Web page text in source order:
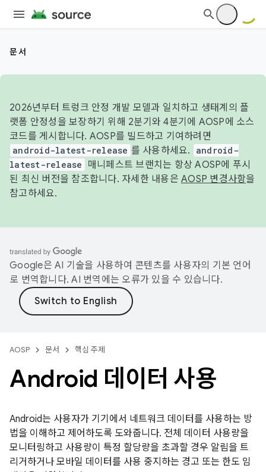
문서
2026년부터 트렁크 안정 개발 모델과 일치하고 생태계의 플
랫폼 안정성을 보장하기 위해 2분기와 4분기에 AOSP에 소스
코드를 게시합니다. AOSP를 빌드하고 기여하려면
android-latest-release 를 사용하세요.
android-
latest-release
매니페스트 브랜치는 항상 AOSP에 푸시
된 최신 버전을 참조합니다. 자세한 내용은 AOSP 변경사항을
참고하세요.
Google은 AI 기술을 사용하여 콘텐츠를 사용자의 기본 언어
로 번역합니다. AI 번역에는 오류가 있을 수 있습니다.
AOSP 문서 핵심 주제
Android 데이터 사용
Android는 사용자가 기기에서 네트워크 데이터를 사용하는 방
법을 이해하고 제어하도록 도와줍니다. 전체 데이터 사용량을
모니터링하고 사용량이 특정 할당량을 초과할 경우 알림을 트
리거하거나 모바일 데이터를 사용 중지하는 경고 또는 한도 임